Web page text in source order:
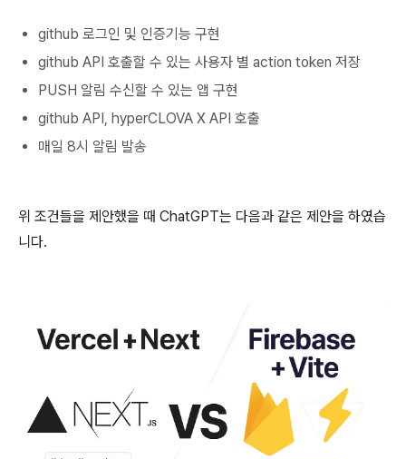
github 로그인 및 인증기능 구현
github API 호출할 수 있는 사용자 별 action token 저장
PUSH 알림 수신할 수 있는 앱 구현
github API, hyperCLOVA X API 호출
매일 8시 알림 발송
위 조건들을 제안했을 때 ChatGPT는 다음과 같은 제안을 하였습
니다.